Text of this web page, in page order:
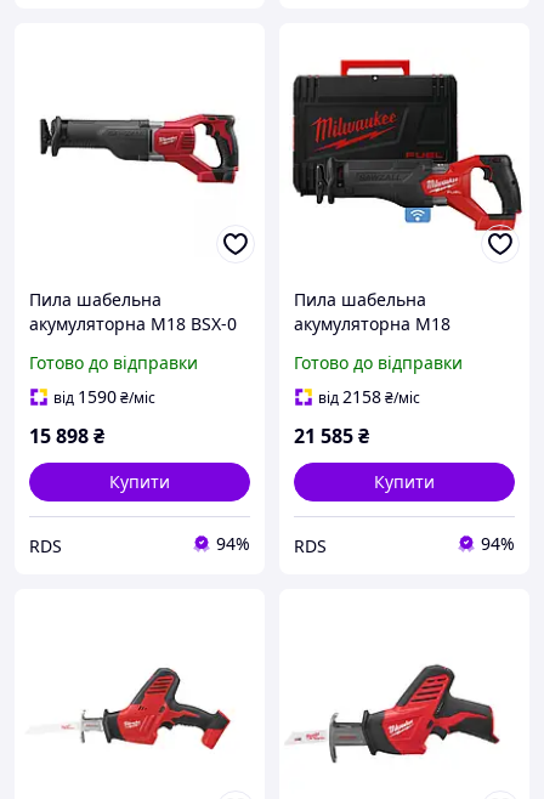
Пила шабельна
акумуляторна M18 BSX-0
Готово до відправки
від 1590₴/міс
15 898₴
Купити
RDS 94%
Пила шабельна
акумуляторна M18
(4933478296)
Готово до відправки
від2158₴/міс
21 585₴
Купити
RDS 94%